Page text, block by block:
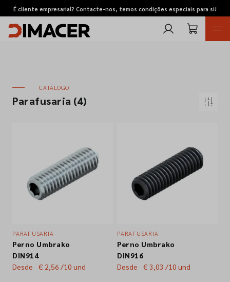
É cliente empresarial? Contacte-nos, temos condições especiais para si!
Pedidos de cotação
Marcas
Empresa
CATÁLOGO
Parafusaria (4)
PARAFUSARIA
Perno Umbrako
DIN914
Desde
€ 2,56 /10 und
PARAFUSARIA
Perno Umbrako
DIN916
Desde
€ 3,03 /10 und